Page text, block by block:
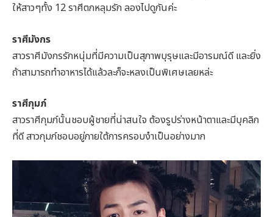
ให้สาวๆทั้ง 12 ราศีตกหลุมรัก ลองไปดูกันค่ะ
ราศีมังกร
สาวราศีมังกรรักหนุ่มที่มีความเป็นสุภาพบุรุษและมีอารมณ์ดี และยิ่ง
ถ้าสามารถทำอาหารได้แล้วละก็จะหลงเป็นพิเศษเลยหล่ะ
ราศีกุมภ์
สาวราศีกุมภ์นั้นชอบผู้ชายที่น่าสนใจ ต้องรูปร่างหน้าตาและมีบุคลิก
ที่ดี สาวกุมภ์ชอบอยู่ภายใต้การครอบงำเป็นอย่างมาก